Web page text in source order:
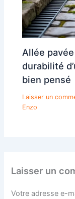
Allée
durabilité
bien pensé
Laisser un
Enzo
Laisser un
Votre adresse e-